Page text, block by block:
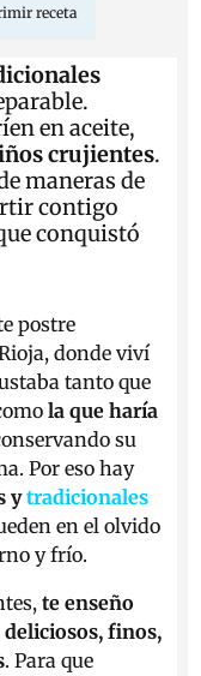
receta
en aceite,
crujientes.
maneras de
contigo
conquistó
postre
donde viví
tanto que
la que haría
su
Por eso hay
ytradicionales
en el olvido
y frío.
te enseño
deliciosos, finos,
. Para que